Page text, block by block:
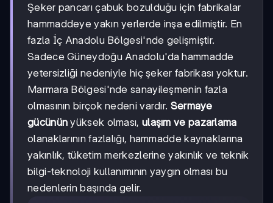
Şeker pancarı çabuk bozulduğu için fabrikalar
hammaddeye yakın yerlerde inşa edilmiştir. En
fazla İç Anadolu Bölgesi'nde gelişmiştir.
Sadece Güneydoğu Anadolu'da hammadde
yetersizliği nedeniyle hiç şeker fabrikası yoktur.
Marmara Bölgesi'nde sanayileşmenin fazla
olmasının birçok nedeni vardır. Sermaye
gücünün yüksek olması, ulaşım ve pazarlama
olanaklarının fazlalığı, hammadde kaynaklarına
yakınlık, tüketim merkezlerine yakınlık ve teknik
bilgi-teknoloji kullanımının yaygın olması bu
nedenlerin başında gelir.